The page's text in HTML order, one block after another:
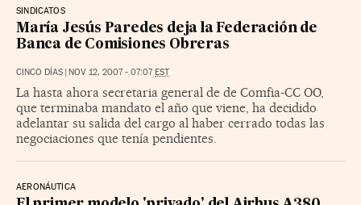
SINDICATOS
María Jesús Paredes deja la Federación de
Banca de Comisiones Obreras
CINCO DÍAS | NOV 12, 2007 - 07:07EST
La hasta ahora secretaria general de de Comfia-CC OO,
que terminaba mandato el año que viene, ha decidido
adelantar su salida del cargo al haber cerrado todas las
negociaciones que tenía pendientes.
AERONÁUTICA